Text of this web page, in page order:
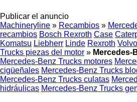
Publicar el anuncio
Machineryline » Recambios »
recambios Bosch Rexroth Case
Komatsu Liebherr Linde Rexroth Volvo
Trucks piezas del motor » Mercedes-
Mercedes-Benz Trucks motores
cigüeñales Mercedes-Benz Trucks
Mercedes-Benz Trucks culatas
hidráulicas Mercedes-Benz Trucks